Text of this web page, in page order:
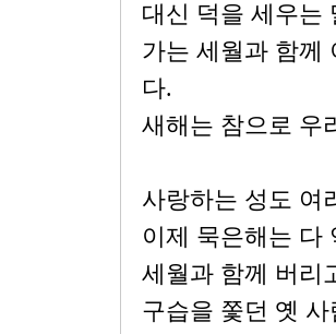
대신 덕을 세우는
가는 세월과 함께
다.
새해는 참으로 우
사랑하는 성도 여
이제 묵은해는 다
세월과 함께 버리
구습을 쫓던 옛